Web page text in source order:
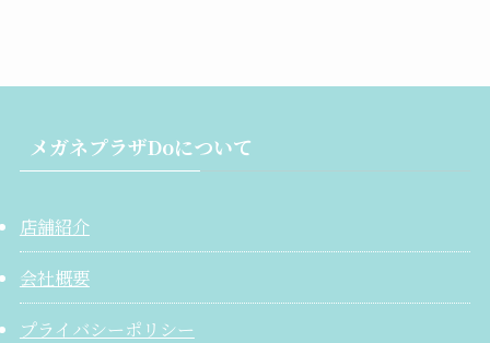
メガネプラザDoについて
店舗紹介
会社概要
プライバシーポリシー